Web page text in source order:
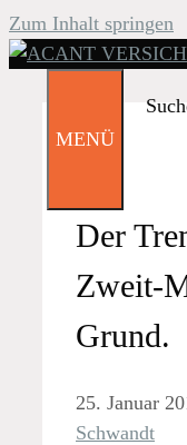
Zum Inhalt springen
MENÜ
Der
Zweit-
Grund.
25. Januar
Schwandt